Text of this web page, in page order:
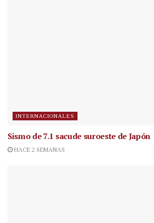
INTERNACIONALES
Sismo de 7.1 sacude suroeste de Japón
HACE 2 SEMANAS